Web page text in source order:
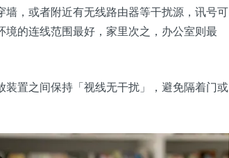
，或者附近有无线路由器等干扰源，讯号可
的连线范围最好，家里次之，办公室则最
置之间保持「视线无干扰」，避免隔着门或